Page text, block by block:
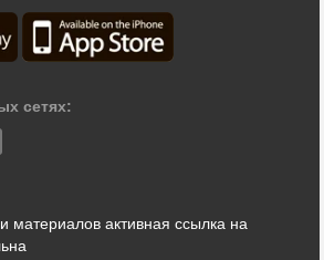
сетях:
материалов активная ссылка на